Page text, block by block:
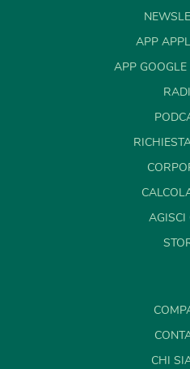
APP
APP
AGISCI
CHI